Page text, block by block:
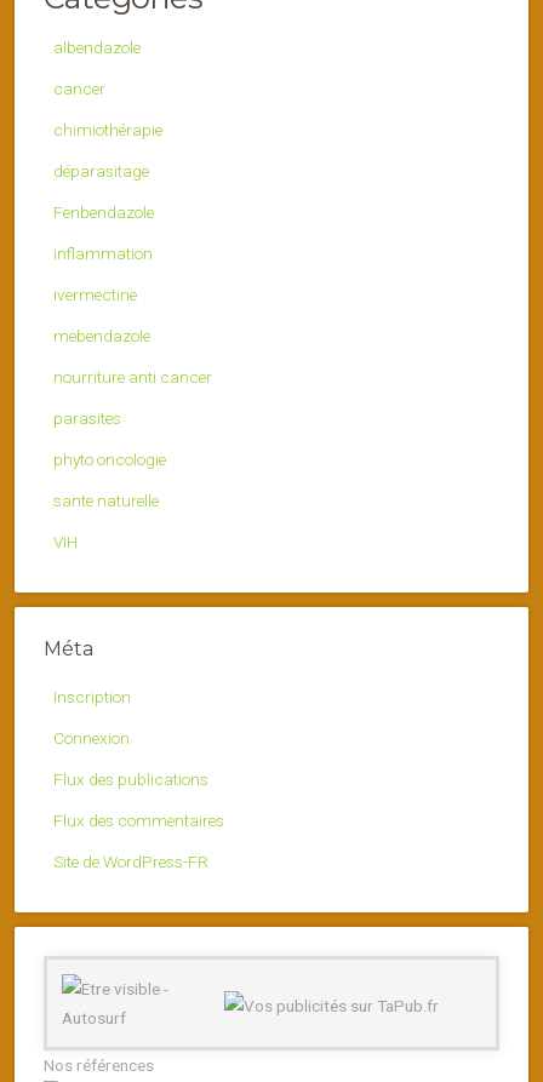
albendazole
cancer
chimiothérapie
déparasitage
Fenbendazole
inflammation
ivermectine
mebendazole
nourriture anti cancer
parasites
phyto oncologie
sante naturelle
VIH
Méta
Inscription
Connexion
Flux des publications
Flux des commentaires
Site de WordPress-FR
Nos références